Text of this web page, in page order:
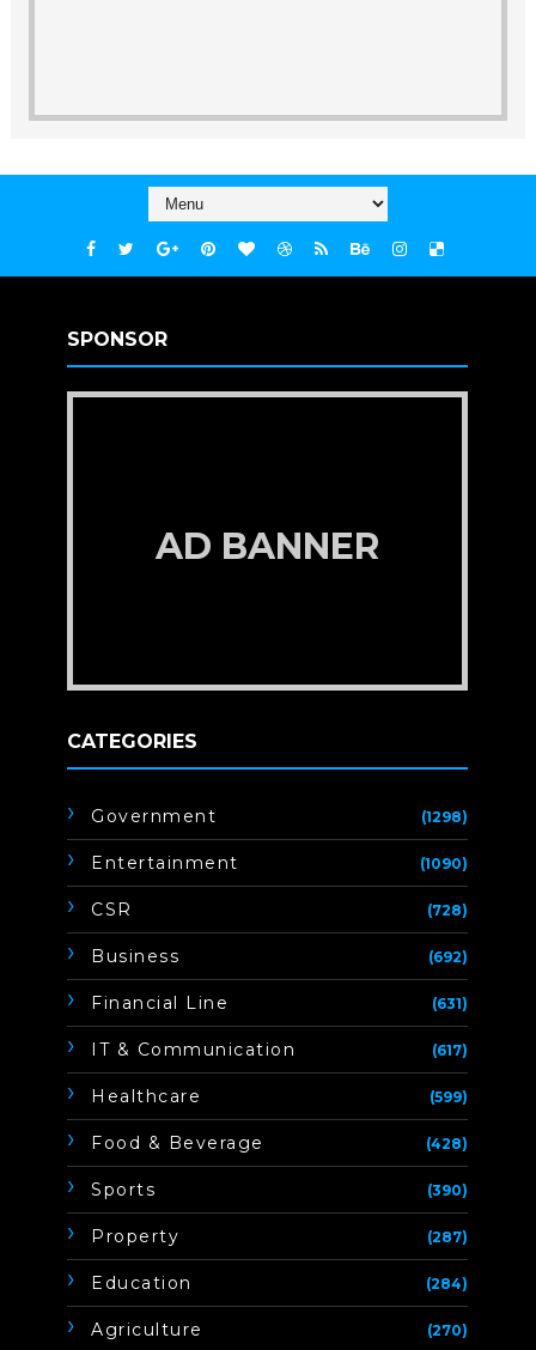
SPONSOR
AD BANNER
CATEGORIES
Government (1298)
Entertainment (1090)
CSR (728)
Business (692)
Financial Line (631)
IT & Communication (617)
Healthcare (599)
Food & Beverage (428)
Sports (390)
Property (287)
Education (284)
Agriculture (270)